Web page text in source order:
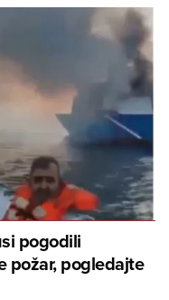
pogodili
požar, pogledajte